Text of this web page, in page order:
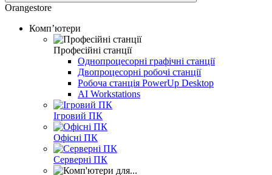
Orangestore
Комп’ютери
Професійні станції
Однопроцесорні графічні станції
Двопроцесорні робочі станції
Робоча станція PowerUp Desktop
AI Workstations
Ігровий ПК
Офісні ПК
Серверні ПК